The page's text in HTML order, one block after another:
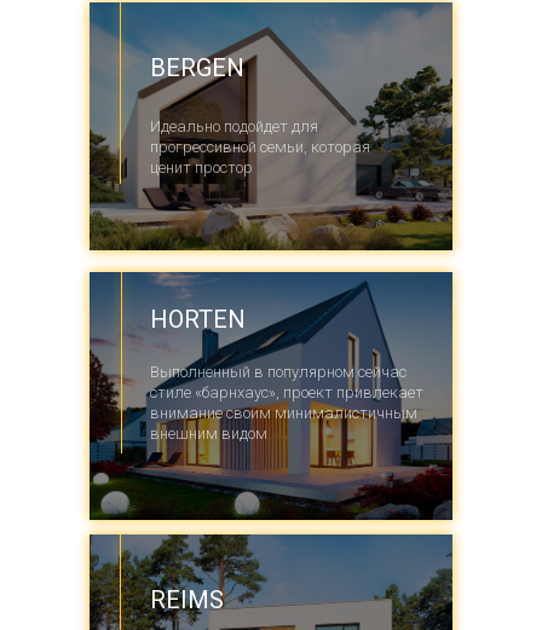
Идеально подойдет для
прогрессивной семьи, которая
ценит простор
BERGEN
Выполненный в популярном сейчас
стиле «барнхаус», проект привлекает
внимание своим минималистичным
внешним видом
HORTEN
REIMS